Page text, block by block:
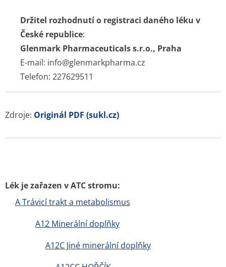
Držitel rozhodnutí o registraci daného léku v
České republice:
Glenmark Pharmaceuticals s.r.o., Praha
E-mail: info@glenmarkpharma.cz
Telefon: 227629511
Zdroje: Originál PDF (sukl.cz)
Lék je zařazen v ATC stromu:
A Trávicí trakt a metabolismus
A12 Minerální doplňky
A12C Jiné minerální doplňky